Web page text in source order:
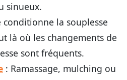
sinueux.
conditionne la souplesse
là où les changements de
sont fréquents.
: Ramassage, mulching ou